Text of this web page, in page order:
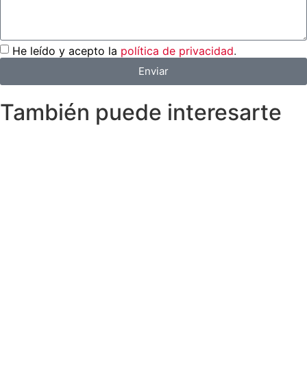
He leído y acepto la política de privacidad.
Enviar
También puede interesarte